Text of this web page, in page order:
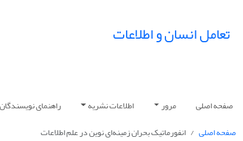
تعامل انسان و اطلاعات
صفحه اصلی مرور اطلاعات نشریه راهنمای نویسندگان
صفحه اصلی
انفورماتیک بحران زمینه‌ای نوین در علم اطلاعات